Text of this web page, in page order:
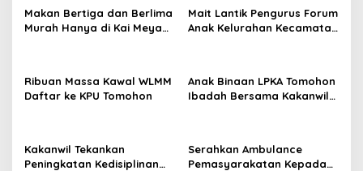
s
i
o
s
Makan Bertiga dan Berlima
Murah Hanya di Kai Meya
Mait Lantik Pengurus Forum
Anak Kelurahan Kecamatan
Ribuan Massa Kawal WLMM
Daftar ke KPU Tomohon
Anak Binaan LPKA Tomohon
Ibadah Bersama Kakanwil
Kakanwil Tekankan
Peningkatan Kedisiplinan
Serahkan Ambulance
Pemasyarakatan Kepada